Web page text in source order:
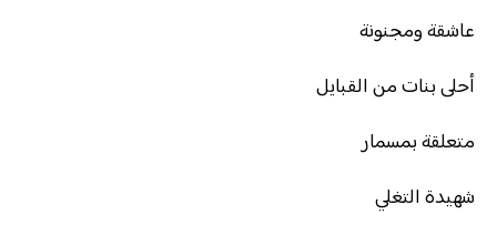
عاشقة ومجنونة
أحلى بنات من القبايل
متعلقة بمسمار
شهيدة التغلي